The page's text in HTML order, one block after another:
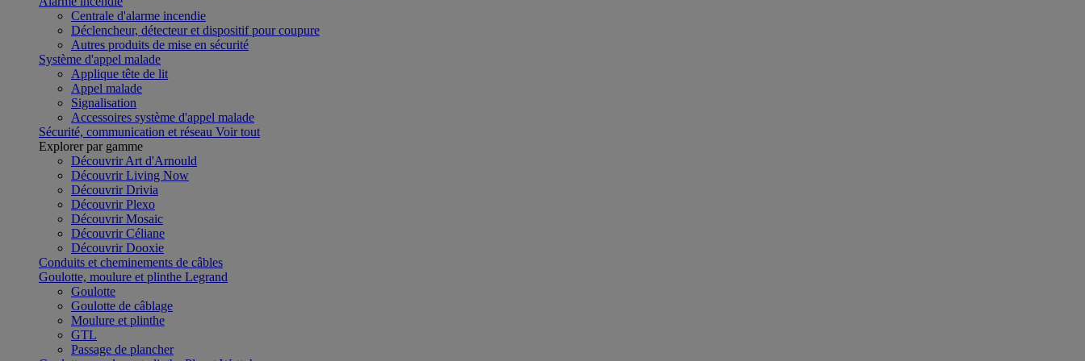
Centrale d'alarme incendie
Déclencheur, détecteur et dispositif pour coupure
Autres produits de mise en sécurité
Système d'appel malade
Applique tête de lit
Appel malade
Signalisation
Accessoires système d'appel malade
Sécurité, communication et réseau Voir tout
Explorer par gamme
Découvrir Art d'Arnould
Découvrir Living Now
Découvrir Drivia
Découvrir Plexo
Découvrir Mosaic
Découvrir Céliane
Découvrir Dooxie
Conduits et cheminements de câbles
Goulotte, moulure et plinthe Legrand
Goulotte
Goulotte de câblage
Moulure et plinthe
GTL
Passage de plancher